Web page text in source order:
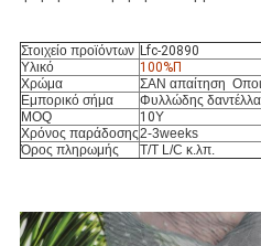
Στοιχείο προϊόντων Lfc-20890
Υλικό
100%Π
Χρώμα
ΣΑΝ απαίτηση
Εμπορικό σήμα
Φυλλώδης δαντέλλα
MOQ
10Υ
Χρόνος παράδοσης2-3weeks
Όρος πληρωμής
T/T L/C κ.λπ.